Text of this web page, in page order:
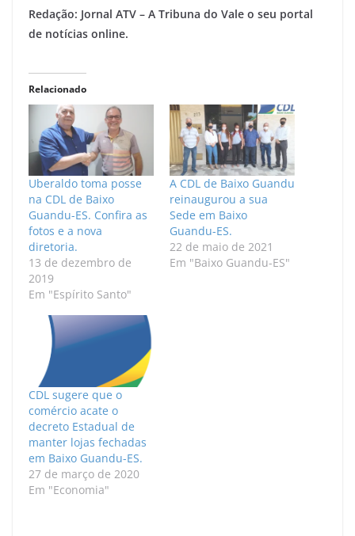
Redação: Jornal ATV – A Tribuna do Vale o seu portal
de notícias online.
Relacionado
Uberaldo toma posse
na CDL de Baixo
Guandu-ES. Confira as
fotos e a nova
diretoria.
13 de dezembro de
2019
Em "Espírito Santo"
A CDL de Baixo Guandu
reinaugurou a sua
Sede em Baixo
Guandu-ES.
22 de maio de 2021
Em "Baixo Guandu-ES"
CDL sugere que o
comércio acate o
decreto Estadual de
manter lojas fechadas
em Baixo Guandu-ES.
27 de março de 2020
Em "Economia"